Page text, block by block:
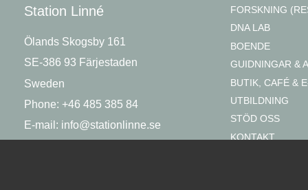
Station Linné
Ölands Skogsby 161
SE-386 93 Färjestaden
Sweden
Phone: +46 485 385 84
E-mail: info@stationlinne.se
FORSKNING
DNA LAB
BOENDE
GUIDNINGAR &
BUTIK, CAFÉ &
UTBILDNING
STÖD OSS
KONTAKT